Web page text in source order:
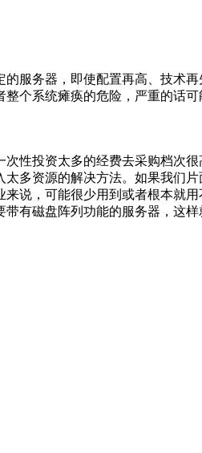
服务器，即使配置再高、技术
个系统瘫痪的危险，严重的话
性投资太多的经费去采购档次
多资源的解决方法。如果我们
说，可能很少用到或者根本就
有磁盘阵列功能的服务器，这样